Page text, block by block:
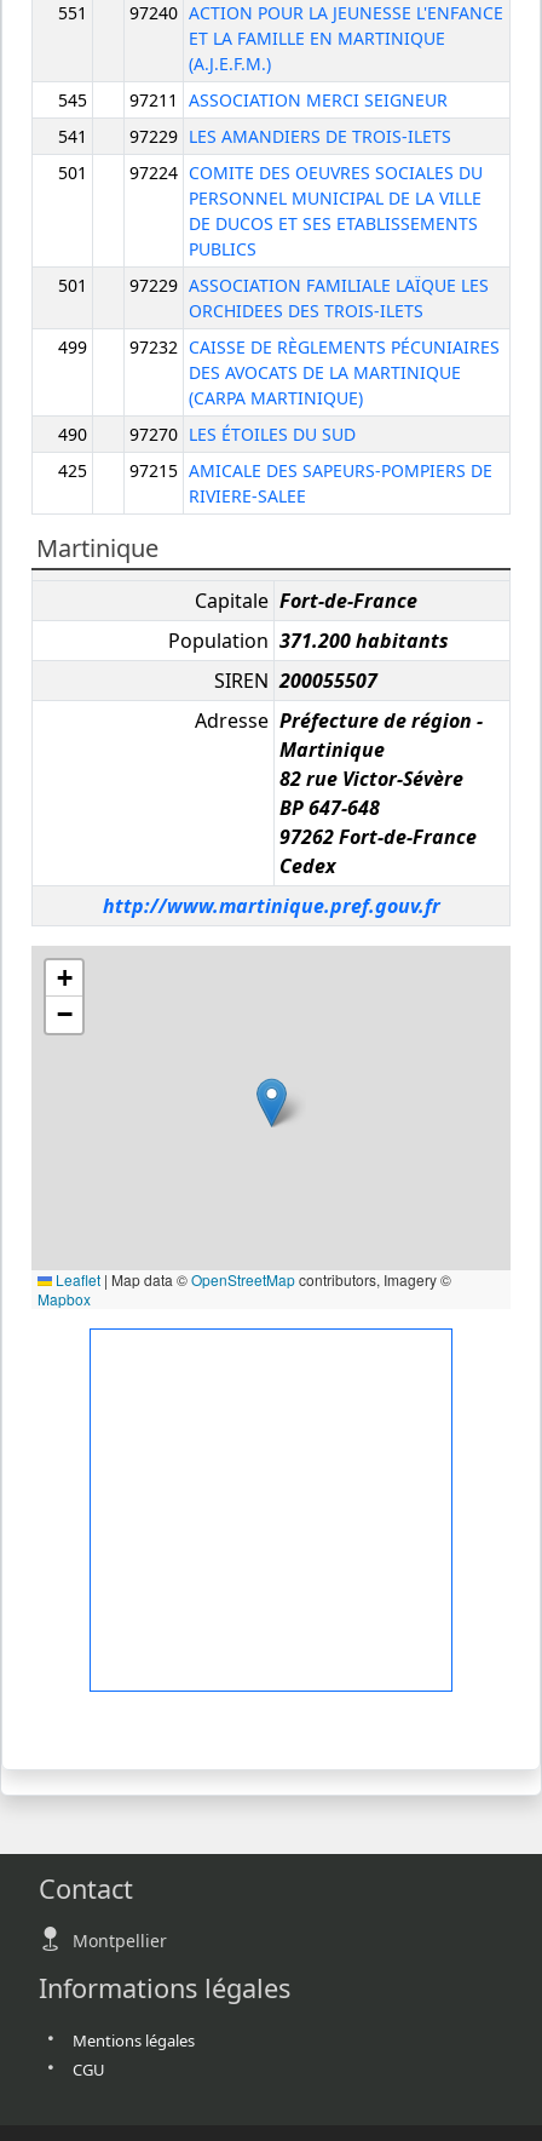
551
97240 ACTION POUR LA JEUNESSE L'ENFANCE
ET LA FAMILLE EN MARTINIQUE
(A.J.E.F.M.)
545
97211
ASSOCIATION MERCI SEIGNEUR
541
97229 LES AMANDIERS DE TROIS-ILETS
501
97224 COMITE DES OEUVRES SOCIALES DU
PERSONNEL MUNICIPAL DE LA VILLE
DE DUCOS ET SES ETABLISSEMENTS
PUBLICS
501
97229 ASSOCIATION FAMILIALE LAÏQUE LES
ORCHIDEES DES TROIS-ILETS
499
97232 CAISSE DE RÈGLEMENTS PÉCUNIAIRES
DES AVOCATS DE LA MARTINIQUE
(CARPA MARTINIQUE)
490
97270 LES ÉTOILES DU SUD
425
97215 AMICALE DES SAPEURS-POMPIERS DE
RIVIERE-SALEE
Martinique
Capitale Fort-de-France
Population 371.200 habitants
SIREN 200055507
Adresse Préfecture de région -
Martinique
82 rue Victor-Sévère
BP 647-648
97262 Fort-de-France
Cedex
http://www.martinique.pref.gouv.fr
+
−
Leaflet | Map data ©OpenStreetMapcontributors, Imagery ©
Mapbox
Contact
Montpellier
Informations légales
Mentions légales
CGU